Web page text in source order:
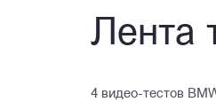
Лента
4 видео-тестов